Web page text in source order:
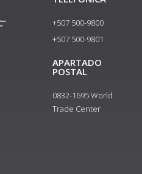
+507 500-9800
+507 500-9801​
APARTADO
POSTAL
0832-1695 World
Trade Center